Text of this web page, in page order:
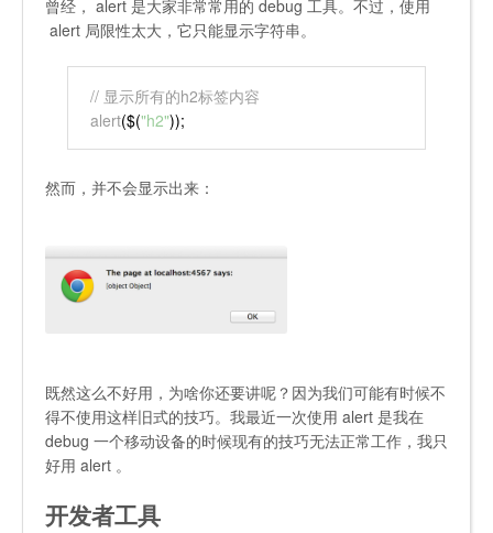
曾经， alert 是大家非常常用的 debug 工具。不过，使用
alert 局限性太大，它只能显示字符串。
// 显示所有的h2标签内容
alert($("h2"));
然而，并不会显示出来：
既然这么不好用，为啥你还要讲呢？因为我们可能有时候不
得不使用这样旧式的技巧。我最近一次使用 alert 是我在
debug 一个移动设备的时候现有的技巧无法正常工作，我只
好用 alert 。
开发者工具